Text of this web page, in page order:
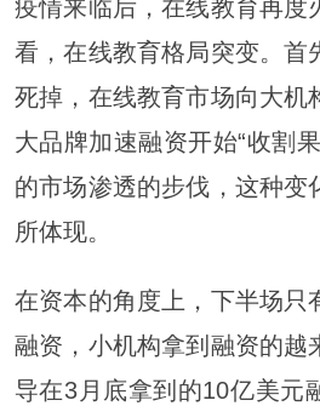
疫情来临后，在线教育再度
看，在线教育格局突变。首
死掉，在线教育市场向大机
大品牌加速融资开始“收割
的市场渗透的步伐，这种变
所体现。
在资本的角度上，下半场只
融资，小机构拿到融资的越
导在3月底拿到的10亿美元